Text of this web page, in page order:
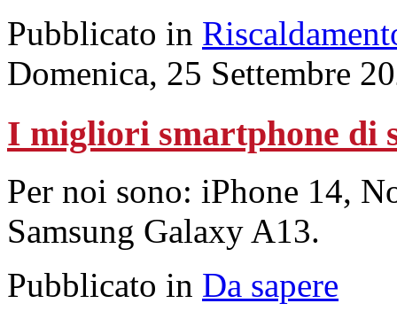
Pubblicato in
Domenica, 25 Settembre
I migliori smartphone di
Per noi sono: iPhone 14,
Samsung Galaxy A13.
Pubblicato in Da sapere